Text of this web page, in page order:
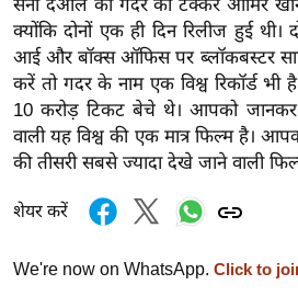
ब्री
फ
म
नो
रं
ज
ज
त
सनी देओल की गदर की टक्कर आमिर
क्योंकि दोनों एक ही दिन रिलीज हुई थी।
आई और बॉक्स ऑफिस पर ब्लॉकबस्टर
करें तो गदर के नाम एक विश्व रिकॉर्ड भी
10 करोड़ टिकट बेचे थे। आपको जानकर
वाली यह विश्व की एक मात्र फिल्म है।
की तीसरी सबसे ज्यादा देखे जाने वाली
शेयर करें
We're now on WhatsApp. Click to